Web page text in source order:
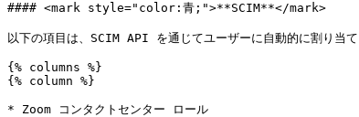
#### <mark style="color:青;">**SCIM**</mark>
以下の項目は、SCIM API を通じてユーザーに自動的に割り当
{% columns %}
{% column %}
* Zoom コンタクトセンター ロール